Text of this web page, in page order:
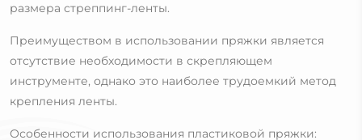
размера стреппинг-ленты.
Преимуществом в использовании пряжки является
отсутствие необходимости в скрепляющем
инструменте, однако это наиболее трудоемкий метод
крепления ленты.
Особенности использования пластиковой пряжки: